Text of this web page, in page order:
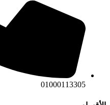
01000113305